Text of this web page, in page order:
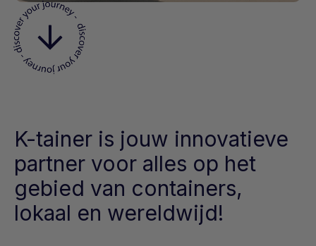
K-tainer is jouw innovatieve
partner voor alles op het
gebied van containers,
lokaal en wereldwijd!